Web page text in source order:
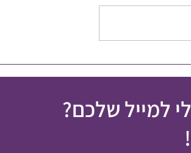
פעמיים
למייל שלכם?